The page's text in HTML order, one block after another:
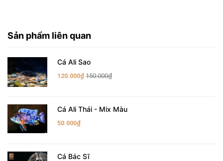
Sản phẩm liên quan
Cá Ali Sao
120.000₫ 150.000₫
Cá Ali Thái - Mix Màu
50.000₫
Cá Bác Sĩ